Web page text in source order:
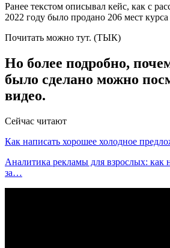
Ранее текстом описывал кейс, как с
2022 году было продано 206 мест
Почитать можно тут. (ТЫК)
Но более подробно,
было сделано можно
видео.
Сейчас читают
Как написать хорошее холодное
Аналитика рекламы для взрослых: как
за…